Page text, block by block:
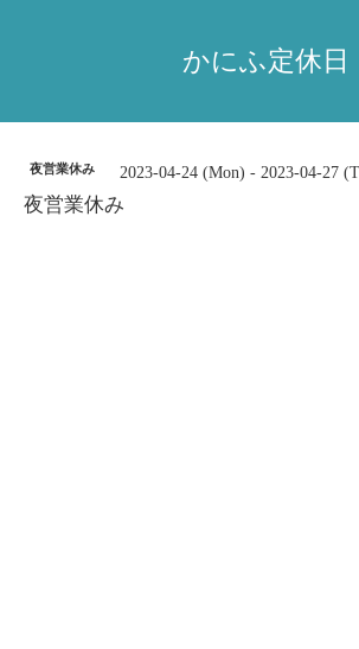
かにふ定休日
夜営業休み 2023-04-24 (Mon) - 2023-04-27
夜営業休み